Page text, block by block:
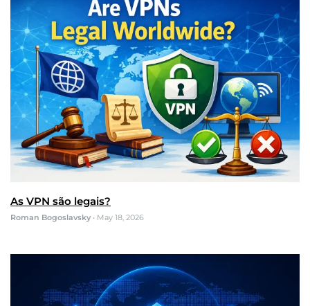
As VPN são legais?
Roman Bogoslavsky • May 18, 2026